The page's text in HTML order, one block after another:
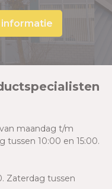
informatie
maandag t/m
tussen 10:00 en 15:00.
Zaterdag tussen